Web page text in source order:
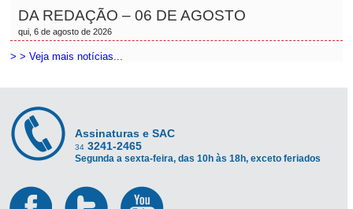
DA REDAÇÃO – 06 DE AGOSTO
qui, 6 de agosto de 2026
> > Veja mais notícias...
Assinaturas e SAC
34 3241-2465
Segunda a sexta-feira, das 10h às 18h, exceto feriados